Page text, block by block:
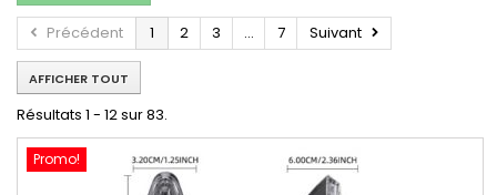
Précédent 1 2 3 ... 7 Suivant
AFFICHER TOUT
Résultats 1 - 12 sur 83.
Promo!